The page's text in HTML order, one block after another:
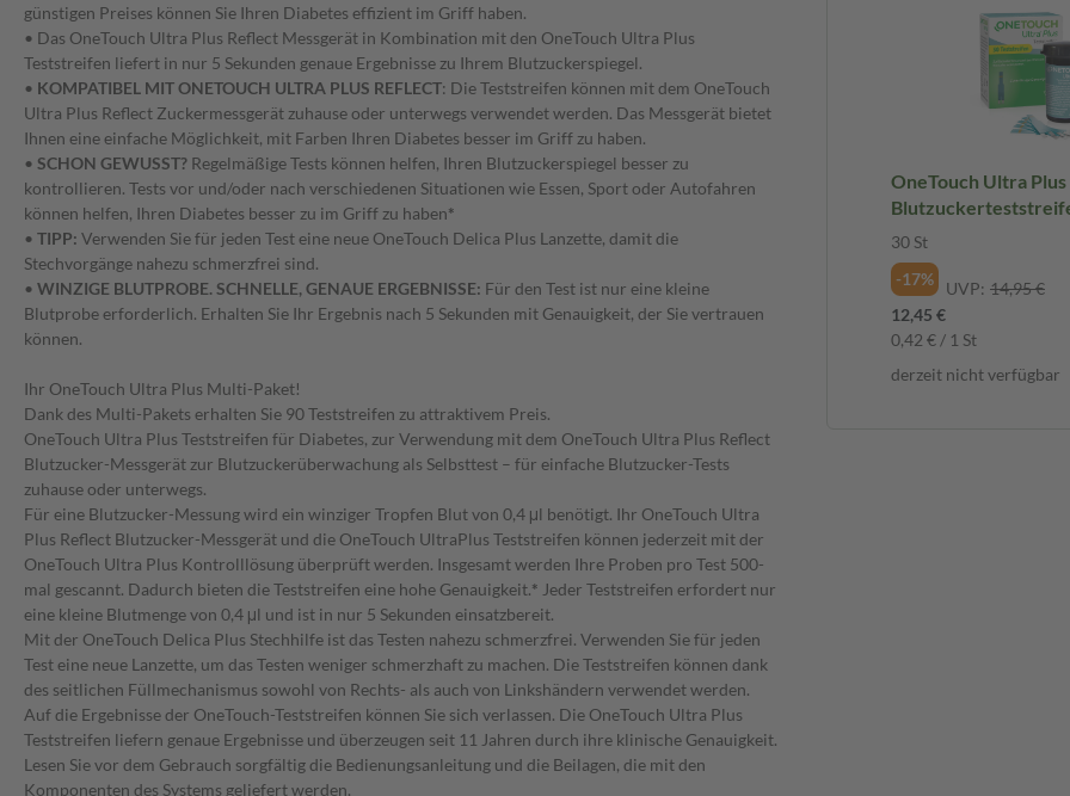
günstigen Preises können Sie Ihren Diabetes effizient im Griff haben.
• Das OneTouch Ultra Plus Reflect Messgerät in Kombination mit den OneTouch Ultra Plus
Teststreifen liefert in nur 5 Sekunden genaue Ergebnisse zu Ihrem Blutzuckerspiegel.
• KOMPATIBEL MIT ONETOUCH ULTRA PLUS REFLECT: Die Teststreifen können mit dem OneTouch
Ultra Plus Reflect Zuckermessgerät zuhause oder unterwegs verwendet werden. Das Messgerät bietet
Ihnen eine einfache Möglichkeit, mit Farben Ihren Diabetes besser im Griff zu haben.
• SCHON GEWUSST? Regelmäßige Tests können helfen, Ihren Blutzuckerspiegel besser zu
kontrollieren. Tests vor und/oder nach verschiedenen Situationen wie Essen, Sport oder Autofahren
können helfen, Ihren Diabetes besser zu im Griff zu haben*
• TIPP: Verwenden Sie für jeden Test eine neue OneTouch Delica Plus Lanzette, damit die
Stechvorgänge nahezu schmerzfrei sind.
• WINZIGE BLUTPROBE. SCHNELLE, GENAUE ERGEBNISSE: Für den Test ist nur eine kleine
Blutprobe erforderlich. Erhalten Sie Ihr Ergebnis nach 5 Sekunden mit Genauigkeit, der Sie vertrauen
können.
Ihr OneTouch Ultra Plus Multi-Paket!
Dank des Multi-Pakets erhalten Sie 90 Teststreifen zu attraktivem Preis.
OneTouch Ultra Plus Teststreifen für Diabetes, zur Verwendung mit dem OneTouch Ultra Plus Reflect
Blutzucker-Messgerät zur Blutzuckerüberwachung als Selbsttest – für einfache Blutzucker-Tests
zuhause oder unterwegs.
Für eine Blutzucker-Messung wird ein winziger Tropfen Blut von 0,4 μl benötigt. Ihr OneTouch Ultra
Plus Reflect Blutzucker-Messgerät und die OneTouch UltraPlus Teststreifen können jederzeit mit der
OneTouch Ultra Plus Kontrolllösung überprüft werden. Insgesamt werden Ihre Proben pro Test 500-
mal gescannt. Dadurch bieten die Teststreifen eine hohe Genauigkeit.* Jeder Teststreifen erfordert nur
eine kleine Blutmenge von 0,4 μl und ist in nur 5 Sekunden einsatzbereit.
Mit der OneTouch Delica Plus Stechhilfe ist das Testen nahezu schmerzfrei. Verwenden Sie für jeden
Test eine neue Lanzette, um das Testen weniger schmerzhaft zu machen. Die Teststreifen können dank
des seitlichen Füllmechanismus sowohl von Rechts- als auch von Linkshändern verwendet werden.
Auf die Ergebnisse der OneTouch-Teststreifen können Sie sich verlassen. Die OneTouch Ultra Plus
Teststreifen liefern genaue Ergebnisse und überzeugen seit 11 Jahren durch ihre klinische Genauigkeit.
Lesen Sie vor dem Gebrauch sorgfältig die Bedienungsanleitung und die Beilagen, die mit den
Komponenten des Systems geliefert werden.
OneTouch Ultra Plus
30 St
-17%
UVP: 14,95 €
12,45 €
0,42 € / 1 St
derzeit nicht verfügbar